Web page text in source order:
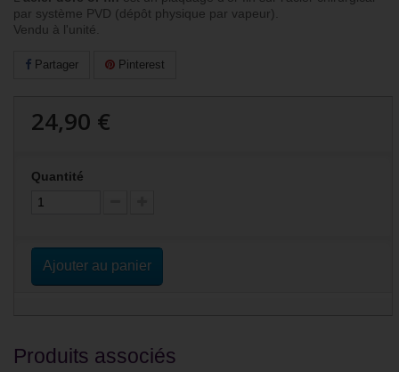
par système PVD (dépôt physique par vapeur).
Vendu à l'unité.
Partager Pinterest
24,90 €
Quantité
Ajouter au panier
Produits associés